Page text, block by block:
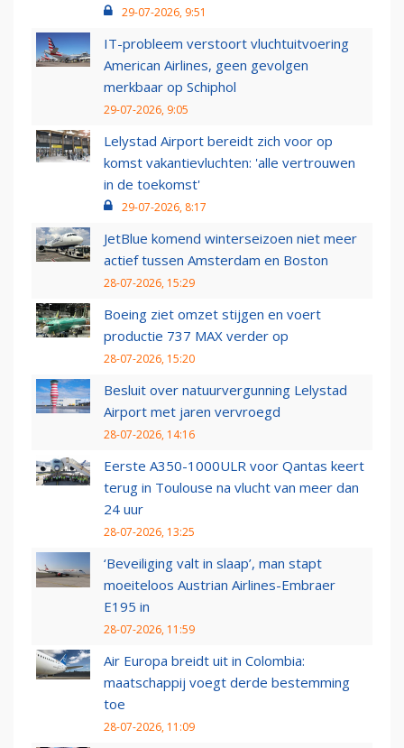
29-07-2026, 9:51
IT-probleem verstoort vluchtuitvoering
American Airlines, geen gevolgen
merkbaar op Schiphol
29-07-2026, 9:05
Lelystad Airport bereidt zich voor op
komst vakantievluchten: 'alle vertrouwen
in de toekomst'
29-07-2026, 8:17
JetBlue komend winterseizoen niet meer
actief tussen Amsterdam en Boston
28-07-2026, 15:29
Boeing ziet omzet stijgen en voert
productie 737 MAX verder op
28-07-2026, 15:20
Besluit over natuurvergunning Lelystad
Airport met jaren vervroegd
28-07-2026, 14:16
Eerste A350-1000ULR voor Qantas keert
terug in Toulouse na vlucht van meer dan
24 uur
28-07-2026, 13:25
‘Beveiliging valt in slaap’, man stapt
moeiteloos Austrian Airlines-Embraer
E195 in
28-07-2026, 11:59
Air Europa breidt uit in Colombia:
maatschappij voegt derde bestemming
toe
28-07-2026, 11:09